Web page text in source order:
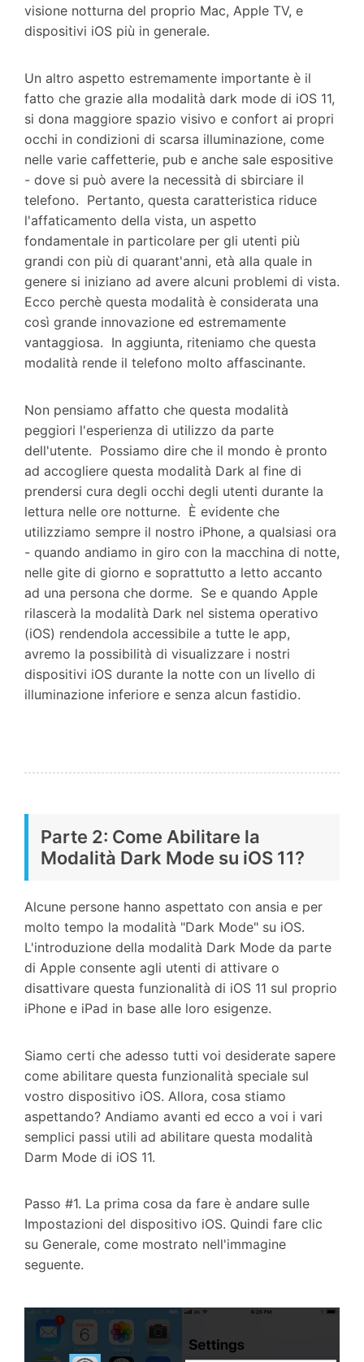
visione notturna del proprio Mac, Apple TV, e
dispositivi iOS più in generale.
Un altro aspetto estremamente importante è il
fatto che grazie alla modalità dark mode di iOS 11,
si dona maggiore spazio visivo e confort ai propri
occhi in condizioni di scarsa illuminazione, come
nelle varie caffetterie, pub e anche sale espositive
- dove si può avere la necessità di sbirciare il
telefono. Pertanto, questa caratteristica riduce
l'affaticamento della vista, un aspetto
fondamentale in particolare per gli utenti più
grandi con più di quarant'anni, età alla quale in
genere si iniziano ad avere alcuni problemi di vista.
Ecco perchè questa modalità è considerata una
così grande innovazione ed estremamente
vantaggiosa. In aggiunta, riteniamo che questa
modalità rende il telefono molto affascinante.
Non pensiamo affatto che questa modalità
peggiori l'esperienza di utilizzo da parte
dell'utente. Possiamo dire che il mondo è pronto
ad accogliere questa modalità Dark al fine di
prendersi cura degli occhi degli utenti durante la
lettura nelle ore notturne. È evidente che
utilizziamo sempre il nostro iPhone, a qualsiasi ora
- quando andiamo in giro con la macchina di notte,
nelle gite di giorno e soprattutto a letto accanto
ad una persona che dorme. Se e quando Apple
rilascerà la modalità Dark nel sistema operativo
(iOS) rendendola accessibile a tutte le app,
avremo la possibilità di visualizzare i nostri
dispositivi iOS durante la notte con un livello di
illuminazione inferiore e senza alcun fastidio.
Parte 2: Come Abilitare la
Modalità Dark Mode su iOS 11?
Alcune persone hanno aspettato con ansia e per
molto tempo la modalità "Dark Mode" su iOS.
L'introduzione della modalità Dark Mode da parte
di Apple consente agli utenti di attivare o
disattivare questa funzionalità di iOS 11 sul proprio
iPhone e iPad in base alle loro esigenze.
Siamo certi che adesso tutti voi desiderate sapere
come abilitare questa funzionalità speciale sul
vostro dispositivo iOS. Allora, cosa stiamo
aspettando? Andiamo avanti ed ecco a voi i vari
semplici passi utili ad abilitare questa modalità
Darm Mode di iOS 11.
Passo #1. La prima cosa da fare è andare sulle
Impostazioni del dispositivo iOS. Quindi fare clic
su Generale, come mostrato nell'immagine
seguente.